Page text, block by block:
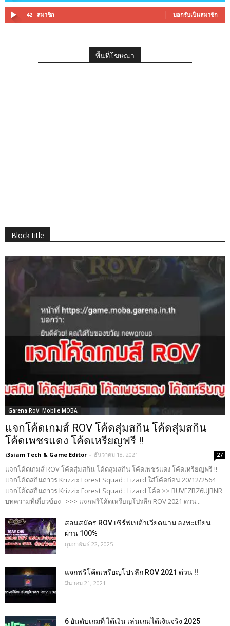
42 สมาชิก บอกรับเป็นสมาชิก
พื้นที่โฆษณา
Block title
Garena RoV: Mobile MOBA
แจกโค้ดเกมส์ ROV โค้ดสุ่มสกิน โค้ดสุ่มสกิน
โค้ดเพชรแดง โค้ดเหรียญฟรี !!
i3siam Tech & Game Editor - ธันวาคม 18, 2021 27
แจกโค้ดเกมส์ ROV โค้ดสุ่มสกิน โค้ดสุ่มสกิน โค้ดเพชรแดง โค้ดเหรียญฟรี !!
แจกโค้ดสกินถาวร Krizzix Forest Squad : Lizard ใส่โค้ดก่อน 20/12/2564
แจกโค้ดสกินถาวร Krizzix Forest Squad : Lizard โค้ด >> BUVFZBZ6UJBNR
บทความที่เกี่ยวข้อง >>> แจกฟรีโค้ดเหรียญโปรลีก ROV 2021 ด่วน...
สอนสมัคร ROV เซิร์ฟเบต้าเวียดนาม ลงทะเบียน
ผ่าน 100%
กุมภาพันธ์ 22, 2025
แจกฟรีโค้ดเหรียญโปรลีก ROV 2021 ด่วน !!
มีนาคม 21, 2021
6 อันดับเกมที่ ได้เงิน เล่นเกมได้เงินจริง 2025